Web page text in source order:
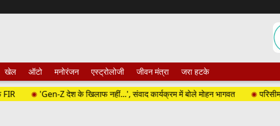
खेल ऑटो मनोरंजन एस्ट्रोलोजी जीवन मंत्रा जरा हटके
'Gen-Z देश के खिलाफ नहीं...', संवाद कार्यक्रम में बोले मोहन भागवत परिसीमन